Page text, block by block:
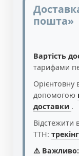
пошта»
Вартість
тарифами
Орієнтовну
допомогою
доставки .
ТТН:
⚠️ Важливо: